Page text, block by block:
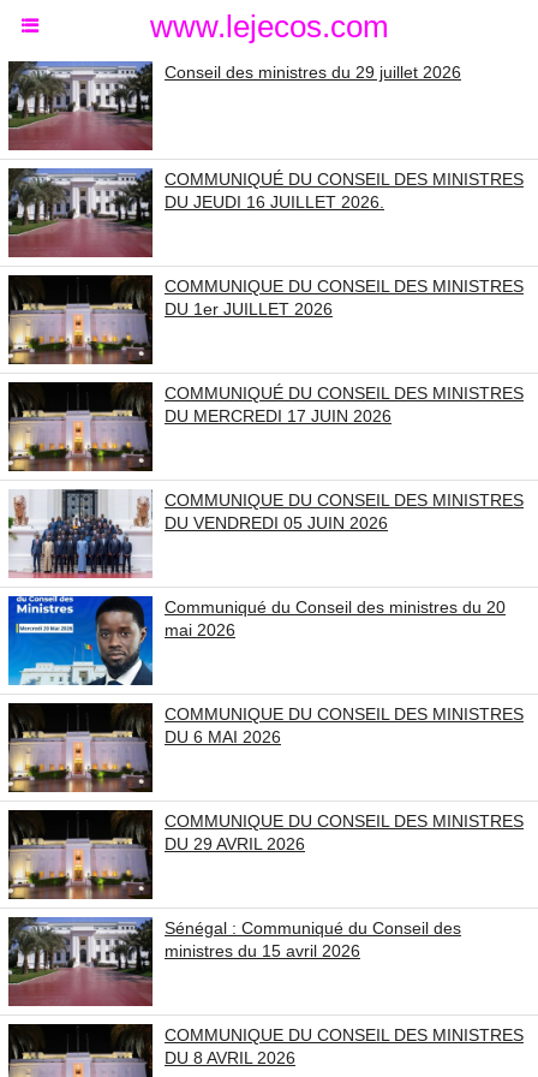
www.lejecos.com
Conseil des ministres du 29 juillet 2026
COMMUNIQUÉ DU CONSEIL DES MINISTRES
DU JEUDI 16 JUILLET 2026.
COMMUNIQUE DU CONSEIL DES MINISTRES
DU 1er JUILLET 2026
COMMUNIQUÉ DU CONSEIL DES MINISTRES
DU MERCREDI 17 JUIN 2026
COMMUNIQUE DU CONSEIL DES MINISTRES
DU VENDREDI 05 JUIN 2026
Communiqué du Conseil des ministres du 20
mai 2026
COMMUNIQUE DU CONSEIL DES MINISTRES
DU 6 MAI 2026
COMMUNIQUE DU CONSEIL DES MINISTRES
DU 29 AVRIL 2026
Sénégal : Communiqué du Conseil des
ministres du 15 avril 2026
COMMUNIQUE DU CONSEIL DES MINISTRES
DU 8 AVRIL 2026